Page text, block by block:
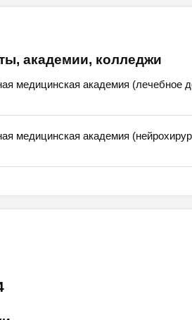
академии, колледжи
медицинская академия (лечебное
медицинская академия